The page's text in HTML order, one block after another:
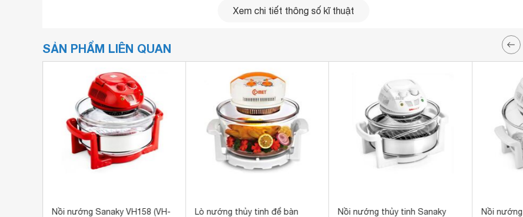
Hình ảnh lò nướng thủy tinh để bàn Sanaky VH 188T/D
Lò nướng SanakyVH188T cùng đai tăng thể tích, có thể tăng thêm 10cm làm tăng thể tích của nồi, giúp nướng
được nhiều thực phẩm hơn, hay các loại thực phẩm nguyên con như: gà, vịt... Lò cónồi nướng
chất liệu thủy tinh cao cấp, chịu lực, an toàn cho sức khỏe người sử dụng.
Xem chi tiết thông số kĩ thuật
SẢN PHẨM LIÊN QUAN
Nồi nướng Sanaky VH158 (VH-
Lò nướng thủy tinh để bàn
Nồi nướng thủy tinh Sanaky
Nồi nướng